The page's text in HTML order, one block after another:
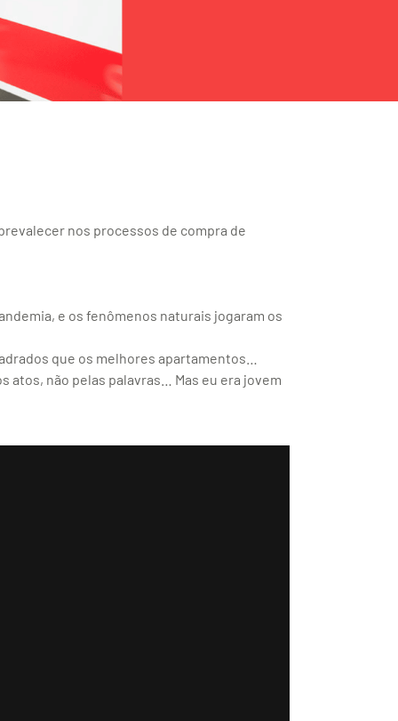
nos processos de compra de
e os fenômenos naturais jogaram os
que os melhores apartamentos…
atos, não pelas palavras… Mas eu era jovem